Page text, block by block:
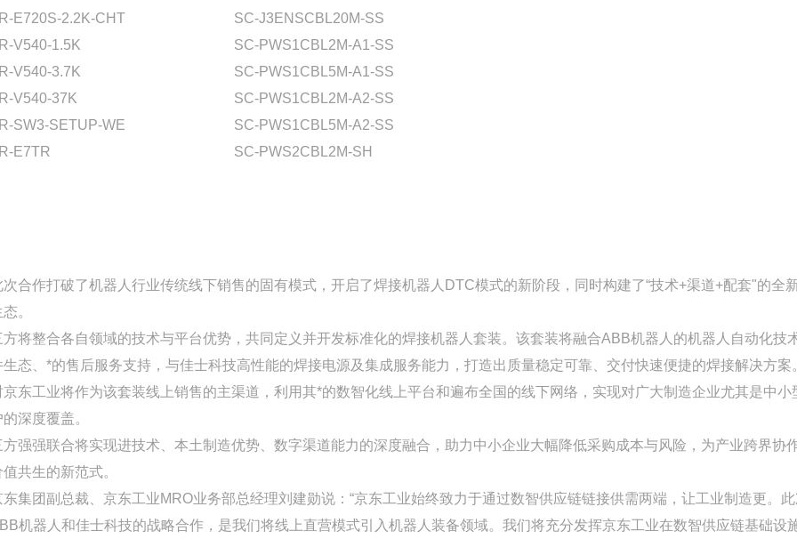
E720S-2.2K-CHT
SC-J3ENSCBL20M-SS
V540-1.5K
SC-PWS1CBL2M-A1-SS
V540-3.7K
SC-PWS1CBL5M-A1-SS
V540-37K
SC-PWS1CBL2M-A2-SS
SW3-SETUP-WE
SC-PWS1CBL5M-A2-SS
E7TR
SC-PWS2CBL2M-SH
次合作打破了机器人行业传统线下销售的固有模式，开启了焊接机器人DTC模式的新阶段，同时构建了“技术+渠道+配套"的全
。
方将整合各自领域的技术与平台优势，共同定义并开发标准化的焊接机器人套装。该套装将融合ABB机器人的机器人自动化技
生态、*的售后服务支持，与佳士科技高性能的焊接电源及集成服务能力，打造出质量稳定可靠、交付快速便捷的焊接解决方案
京东工业将作为该套装线上销售的主渠道，利用其*的数智化线上平台和遍布全国的线下网络，实现对广大制造企业尤其是中小
的深度覆盖。
方强强联合将实现进技术、本土制造优势、数字渠道能力的深度融合，助力中小企业大幅降低采购成本与风险，为产业跨界协
值共生的新范式。
东集团副总裁、京东工业MRO业务部总经理刘建勋说：“京东工业始终致力于通过数智供应链链接供需两端，让工业制造更。
机器人和佳士科技的战略合作，是我们将线上直营模式引入机器人装备领域。我们将充分发挥京东工业在数智供应链基础设